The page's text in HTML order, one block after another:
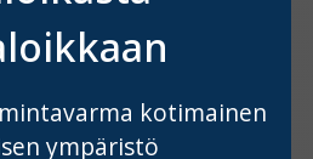
kotimainen
ympäristö